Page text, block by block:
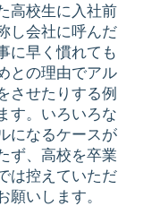
高校生に入社前
し会社に呼んだ
に早く慣れても
との理由でアル
させたりする例
す。いろいろな
になるケースが
ず、高校を卒業
は控えていただ
願いします。